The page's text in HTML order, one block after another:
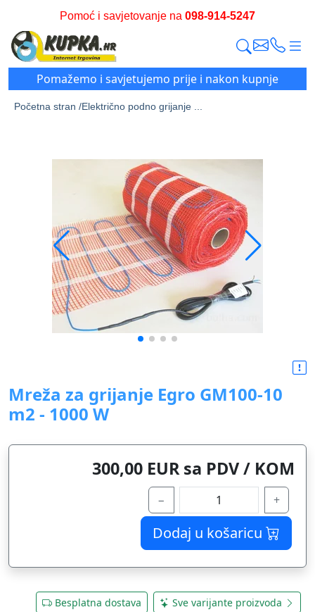
Pomoć i savjetovanje na 098-914-5247
Pomažemo i savjetujemo prije i nakon kupnje
Početna stran /Električno podno grijanje ...
Mreža za grijanje Egro GM100-10
m2 - 1000 W
300,00 EUR sa PDV / KOM
− +
Dodaj u košaricu
Besplatna dostava Sve varijante proizvoda